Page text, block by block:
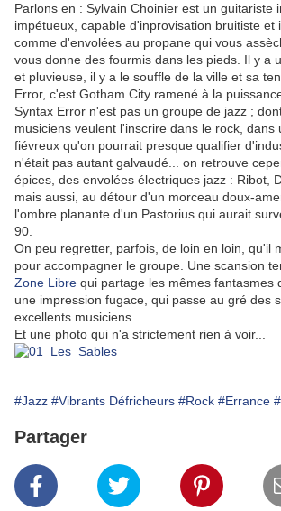
Parlons en : Sylvain Choinier est un guitariste
impétueux, capable d'inprovisation bruitiste et
comme d'envolées au propane qui vous
vous donne des fourmis dans les pieds. Il y a
et pluvieuse, il y a le souffle de la ville et sa
Error, c'est Gotham City ramené à la
Syntax Error n'est pas un groupe de jazz ;
musiciens veulent l'inscrire dans le rock, dans
fiévreux qu'on pourrait presque qualifier
n'était pas autant galvaudé... on retrouve
épices, des envolées électriques jazz : Ribot,
mais aussi, au détour d'un morceau doux-
l'ombre planante d'un Pastorius qui aurait
90.
On peu regretter, parfois, de loin en loin, qu'il
pour accompagner le groupe. Une scansion
Zone Libre qui partage les mêmes fantasmes
une impression fugace, qui passe au gré des
excellents musiciens.
Et une photo qui n'a strictement rien à voir...
#Jazz #Vibrants Défricheurs #Rock #Errance
Partager